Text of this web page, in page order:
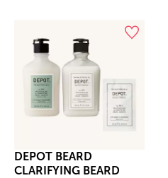
DEPOT BEARD
CLARIFYING BEARD